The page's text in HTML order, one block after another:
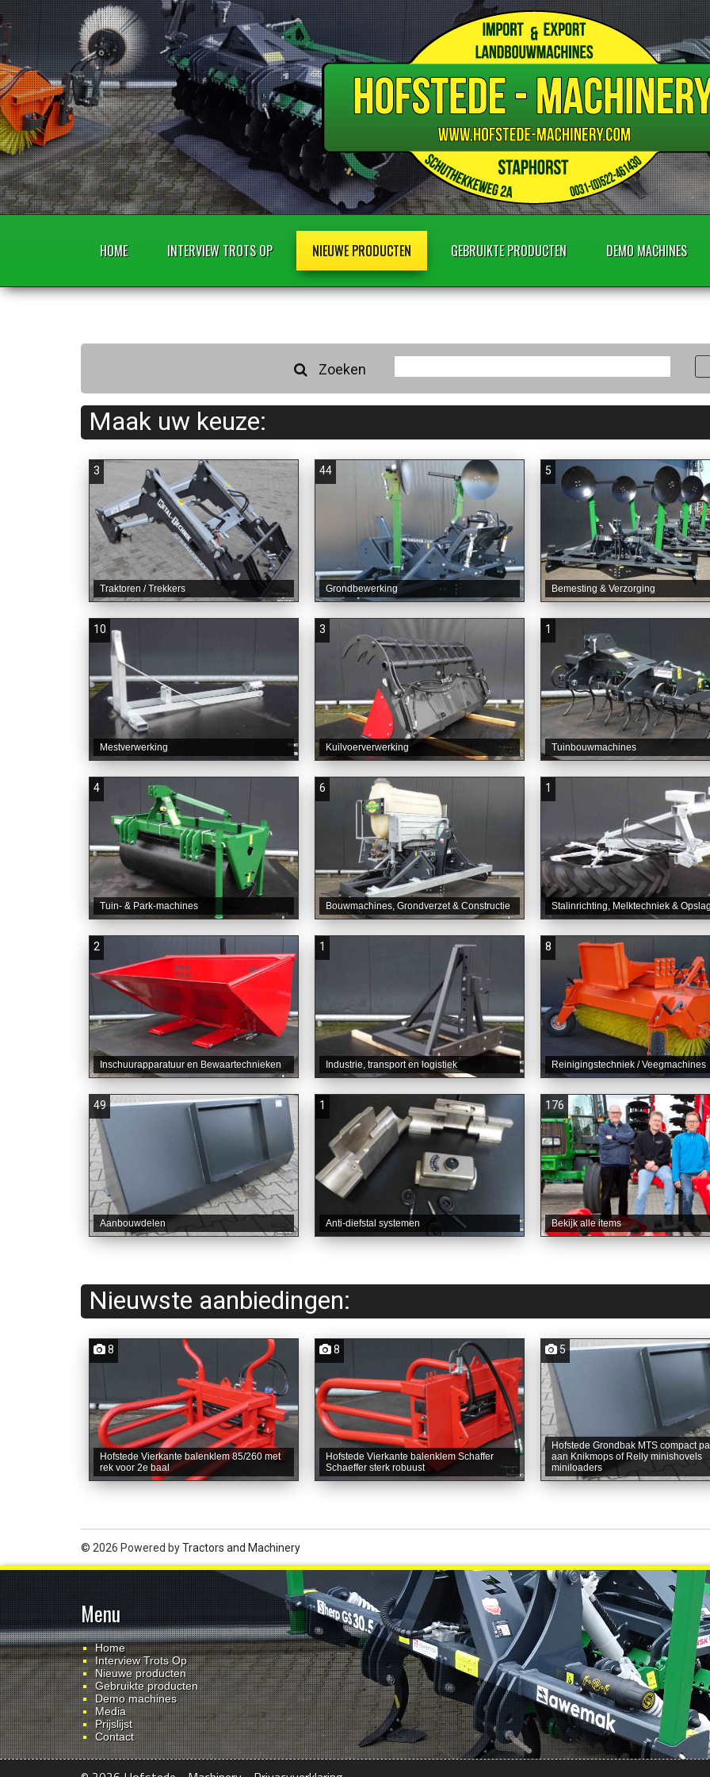
HOME INTERVIEW TROTS OP NIEUWE PRODUCTEN GEBRUIKTE PRODUCTEN DEMO MACHINES
Zoeken
Maak uw keuze:
3
Traktoren / Trekkers
44
Grondbewerking
5
Bemesting & Verzorging
10
Mestverwerking
3
Kuilvoerverwerking
1
Tuinbouwmachines
4
Tuin- & Park-machines
6
Bouwmachines, Grondverzet & Constructie
1
Stalinrichting, Melktechniek &
2
Inschuurapparatuur en Bewaartechnieken
1
Industrie, transport en logistiek
8
Reinigingstechniek / Veegmachines
49
Aanbouwdelen
1
Anti-diefstal systemen
176
Bekijk alle items
Nieuwste aanbiedingen:
8
Hofstede Vierkante balenklem 85/260 met
rek voor 2e baal
8
Hofstede Vierkante balenklem Schaffer
Schaeffer sterk robuust
5
Hofstede Grondbak MTS compact
aan Knikmops of Relly minishovels
miniloaders
© 2026 Powered byTractors and Machinery
Menu
Home
Interview Trots Op
Nieuwe producten
Gebruikte producten
Demo machines
Media
Prijslijst
Contact